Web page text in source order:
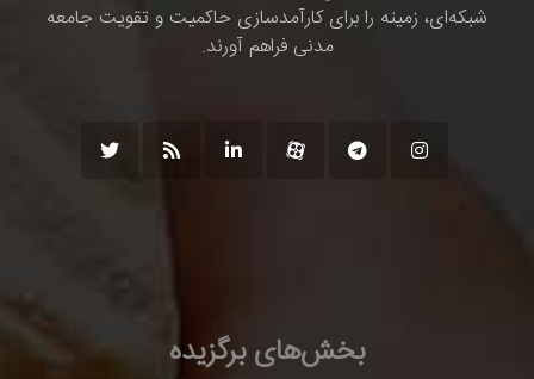
شبکه‌ای، زمینه را برای کارآمدسازی حاکمیت و تقویت جامعه
مدنی فراهم آورند.
بخش‌های برگزیده